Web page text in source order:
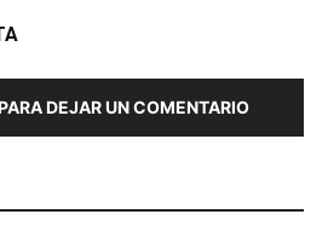
DEJAR UN COMENTARIO